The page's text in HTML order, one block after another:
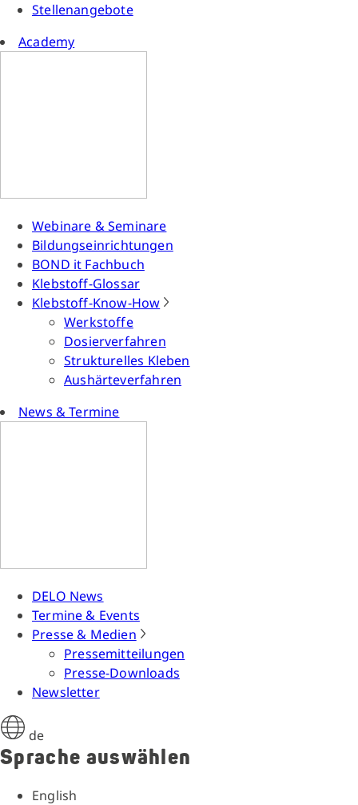
Stellenangebote
Academy
Webinare & Seminare
Bildungseinrichtungen
BOND it Fachbuch
Klebstoff-Glossar
Klebstoff-Know-How
Werkstoffe
Dosierverfahren
Strukturelles Kleben
Aushärteverfahren
News & Termine
DELO News
Termine & Events
Presse & Medien
Pressemitteilungen
Presse-Downloads
Newsletter
de
Sprache auswählen
English